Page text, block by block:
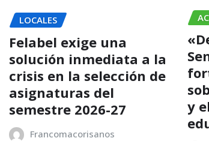
LOCALES
Felabel exige una
solución inmediata a la
crisis en la selección de
asignaturas del
semestre 2026-27
Francomacorisanos
y